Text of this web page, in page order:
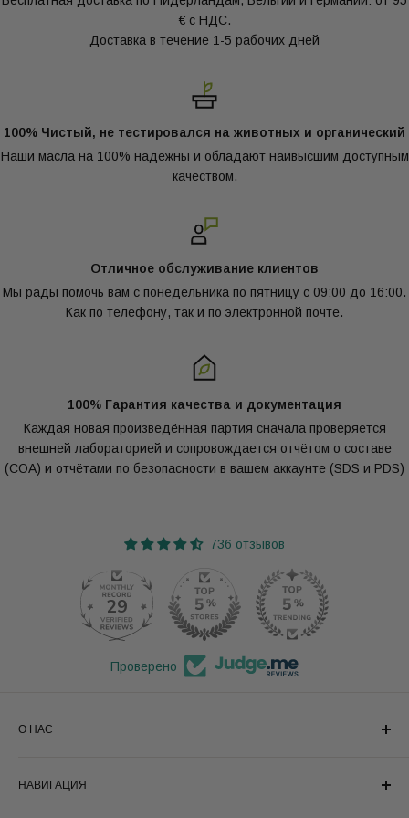
Поскольку мы много работаем с органическими продуктами,
Профессионализм и качество — обязательные требования в
Если у вас есть дополнительные вопросы по
страницу FAQ, позвоните нам или напишите на
Kwaliteit@groothandelolie.nl
€ с НДС.
Доставка в течение 1-5 рабочих дней
100% Чистый, не тестировался на животных и органический
Наши масла на 100% надежны и обладают наивысшим доступным
качеством.
Отличное обслуживание клиентов
Мы рады помочь вам с понедельника по пятницу с 09:00 до 16:00.
Как по телефону, так и по электронной почте.
100% Гарантия качества и документация
Каждая новая произведённая партия сначала проверяется
внешней лабораторией и сопровождается отчётом о составе
(COA) и отчётами по безопасности в вашем аккаунте (SDS и PDS)
736 отзывов
29
Проверено
О НАС
радостью быстро предоставим вам максимально
НАВИГАЦИЯ